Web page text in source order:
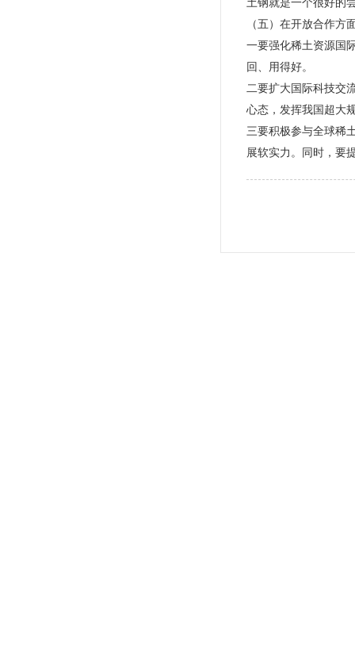
（五）在开放合作
一要强化稀土资源国
回、用得好。
二要扩大国际科技交
心态，发挥我国超大
三要积极参与全球稀
展软实力。同时，要